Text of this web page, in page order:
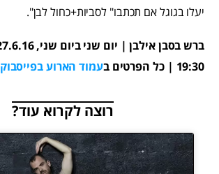
יעלו בגוגל אם תכתבו" לסביות+כחול לבן".
19:30 | כל הפרטים ב
עמוד הארוע בפייסבוק
רוצה לקרוא עוד?